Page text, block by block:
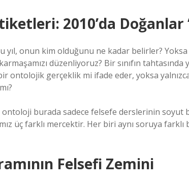
2010’da Doğanlar
yıl, onun kim olduğunu ne kadar belirler? Yoksa
düzenliyoruz? Bir sınıfın tahtasında
ontolojik gerçeklik mi ifade eder, yoksa
burada sadece felsefe derslerinin soyut
üç farklı mercektir. Her biri aynı soruya
Felsefi Zemini